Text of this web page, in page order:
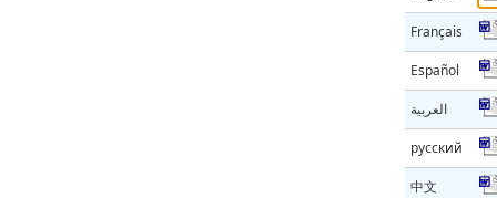
Français
Español
العربية
русский
中文